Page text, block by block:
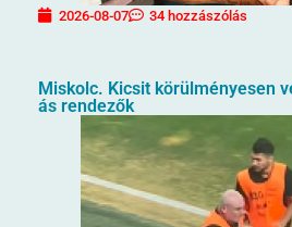
2026-08-07 34 hozzászólás
Miskolc. Kicsit körülményesen
ás rendezők